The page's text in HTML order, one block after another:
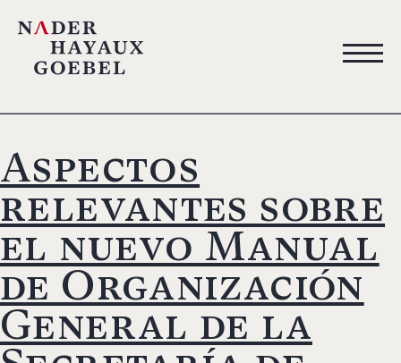
Aspectos
relevantes sobre
el nuevo Manual
de Organización
General de la